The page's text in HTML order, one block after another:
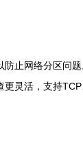
止网络分区问题
灵活，支持TCP